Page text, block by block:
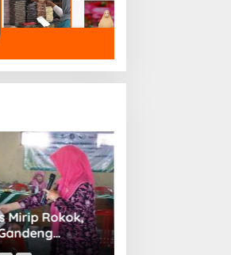
Mirip Rokok,
Gizi Anak